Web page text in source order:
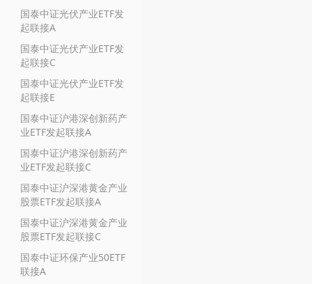
国泰中证光伏产业ETF发
起联接A
国泰中证光伏产业ETF发
起联接C
国泰中证光伏产业ETF发
起联接E
国泰中证沪港深创新药产
业ETF发起联接A
国泰中证沪港深创新药产
业ETF发起联接C
国泰中证沪深港黄金产业
股票ETF发起联接A
国泰中证沪深港黄金产业
股票ETF发起联接C
国泰中证环保产业50ETF
联接A